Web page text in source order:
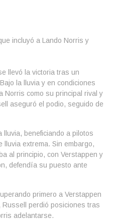
llevó la victoria tras un
la lluvia y en condiciones
Norris como su principal rival y
aseguró el podio, seguido de
beneficiando a pilotos
lluvia extrema. Sin embargo,
al principio, con Verstappen y
defendía su puesto ante
primero a Verstappen
perdió posiciones tras
adelantarse.